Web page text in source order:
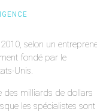
selon un
fondé par le
Unis.
des milliards de dollars
les spécialistes sont